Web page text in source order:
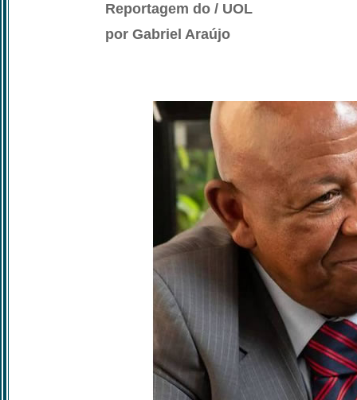
Reportagem do / UOL
por Gabriel Araújo